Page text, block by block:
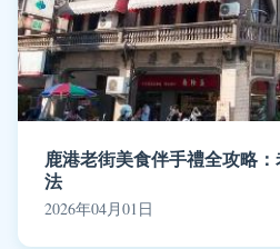
鹿港老街美食伴手禮全攻略
法
2026年04月01日